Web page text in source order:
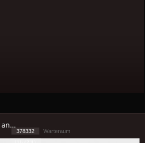
378332
Warteraum